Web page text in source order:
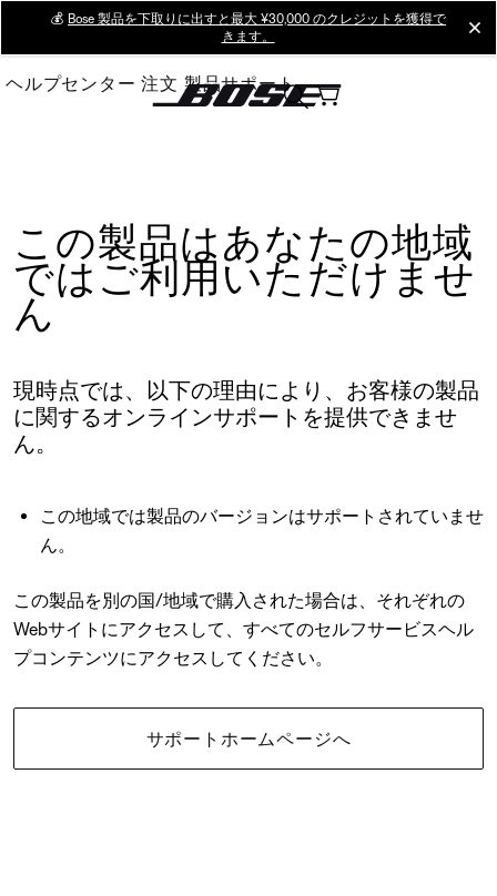
Main
💰 Bose 製品を下取りに出すと最大 ¥30,000 のクレジットを獲得で
きます。
ヘルプセンター 注文 製品サポート
この製品はあなたの地域
ではご利用いただけませ
ん
現時点では、以下の理由により、お客様の製品
に関するオンラインサポートを提供できませ
ん。
この地域では製品のバージョンはサポートされていませ
ん。
この製品を別の国/地域で購入された場合は、それぞれの
Webサイトにアクセスして、すべてのセルフサービスヘル
プコンテンツにアクセスしてください。
サポートホームページへ